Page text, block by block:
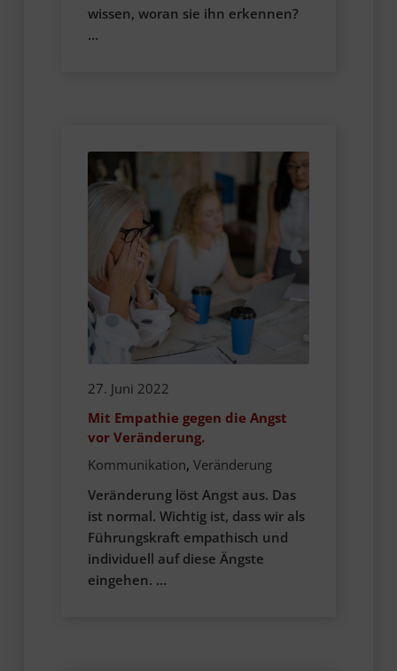
wissen, woran sie ihn erkennen?
…
27. Juni 2022
Mit Empathie gegen die Angst
vor Veränderung.
Kommunikation, Veränderung
Veränderung löst Angst aus. Das
ist normal. Wichtig ist, dass wir als
Führungskraft empathisch und
individuell auf diese Ängste
eingehen. …